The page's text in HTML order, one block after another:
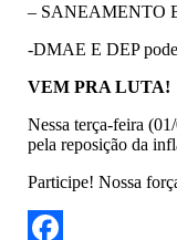
– SANEAMENTO
-DMAE E DEP
VEM PRA LUTA!
Nessa terça-feira
pela reposição da
Participe! Nossa